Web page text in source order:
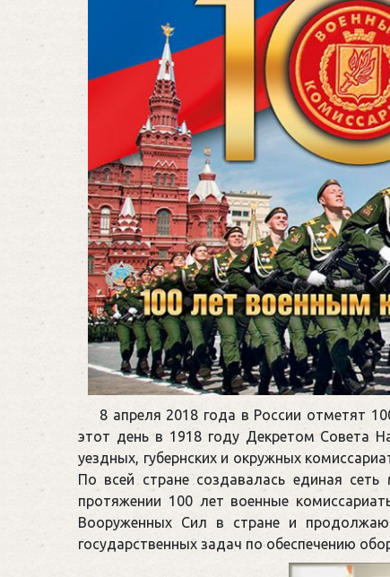
8 апреля 2018 года в России отметят
этот день в 1918 году Декретом Совета
уездных, губернских и окружных
По всей стране создавалась единая
протяжении 100 лет военные
Вооруженных Сил в стране и
государственных задач по обеспечению